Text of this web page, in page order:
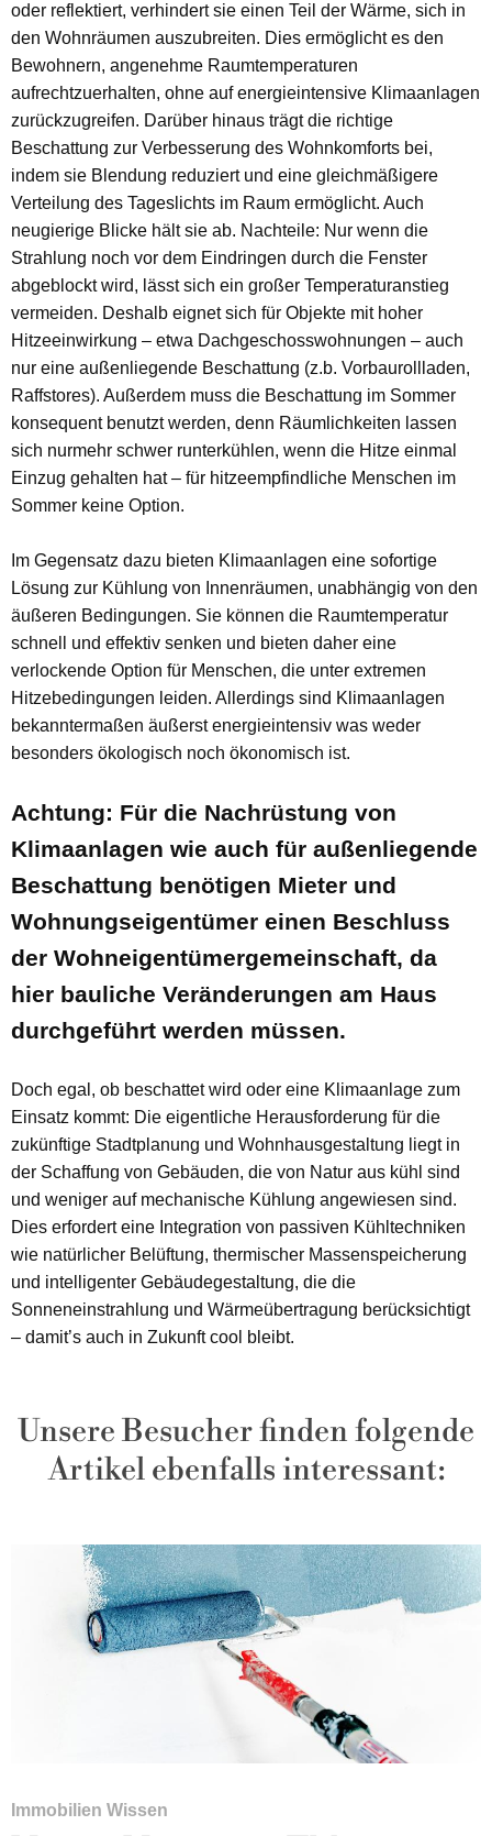
oder reflektiert, verhindert sie einen Teil der Wärme, sich in
den Wohnräumen auszubreiten. Dies ermöglicht es den
Bewohnern, angenehme Raumtemperaturen
aufrechtzuerhalten, ohne auf energieintensive Klimaanlagen
zurückzugreifen. Darüber hinaus trägt die richtige
Beschattung zur Verbesserung des Wohnkomforts bei,
indem sie Blendung reduziert und eine gleichmäßigere
Verteilung des Tageslichts im Raum ermöglicht. Auch
neugierige Blicke hält sie ab. Nachteile: Nur wenn die
Strahlung noch vor dem Eindringen durch die Fenster
abgeblockt wird, lässt sich ein großer Temperaturanstieg
vermeiden. Deshalb eignet sich für Objekte mit hoher
Hitzeeinwirkung – etwa Dachgeschosswohnungen – auch
nur eine außenliegende Beschattung (z.b. Vorbaurollladen,
Raffstores). Außerdem muss die Beschattung im Sommer
konsequent benutzt werden, denn Räumlichkeiten lassen
sich nurmehr schwer runterkühlen, wenn die Hitze einmal
Einzug gehalten hat – für hitzeempfindliche Menschen im
Sommer keine Option.
Im Gegensatz dazu bieten Klimaanlagen eine sofortige
Lösung zur Kühlung von Innenräumen, unabhängig von den
äußeren Bedingungen. Sie können die Raumtemperatur
schnell und effektiv senken und bieten daher eine
verlockende Option für Menschen, die unter extremen
Hitzebedingungen leiden. Allerdings sind Klimaanlagen
bekanntermaßen äußerst energieintensiv was weder
besonders ökologisch noch ökonomisch ist.
Achtung: Für die Nachrüstung von
Klimaanlagen wie auch für außenliegende
Beschattung benötigen Mieter und
Wohnungseigentümer einen Beschluss
der Wohneigentümergemeinschaft, da
hier bauliche Veränderungen am Haus
durchgeführt werden müssen.
Doch egal, ob beschattet wird oder eine Klimaanlage zum
Einsatz kommt: Die eigentliche Herausforderung für die
zukünftige Stadtplanung und Wohnhausgestaltung liegt in
der Schaffung von Gebäuden, die von Natur aus kühl sind
und weniger auf mechanische Kühlung angewiesen sind.
Dies erfordert eine Integration von passiven Kühltechniken
wie natürlicher Belüftung, thermischer Massenspeicherung
und intelligenter Gebäudegestaltung, die die
Sonneneinstrahlung und Wärmeübertragung berücksichtigt
– damit’s auch in Zukunft cool bleibt.
Unsere Besucher finden folgende
Artikel ebenfalls interessant:
Immobilien Wissen